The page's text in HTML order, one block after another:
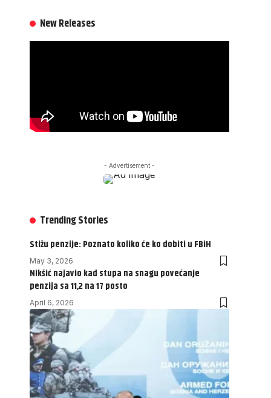
New Releases
- Advertisement -
Trending Stories
Stižu penzije: Poznato koliko će ko dobiti u FBiH
May 3, 2026
Nikšić najavio kad stupa na snagu povećanje
penzija sa 11,2 na 17 posto
April 6, 2026